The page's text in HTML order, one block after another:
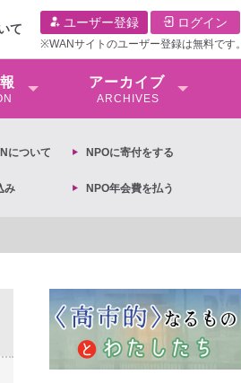
て ユーザー登録 ログイン
※WANサイトのユーザー登録は無料です。
アーカイブ
ARCHIVES
について NPOに寄付をする
み NPO年会費を払う
別撤廃条約実現アクション 亀永能布子